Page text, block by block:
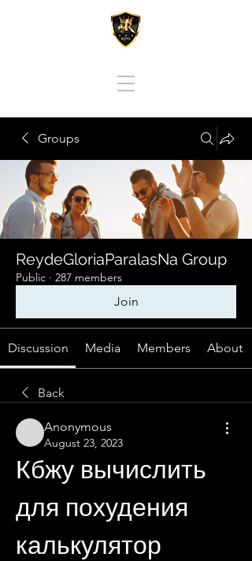
Groups
ReydeGloriaParalasNa Group
Public · 287 members
Join
Discussion Media Members About
Back
Anonymous
August 23, 2023
Кбжу вычислить
для похудения
калькулятор